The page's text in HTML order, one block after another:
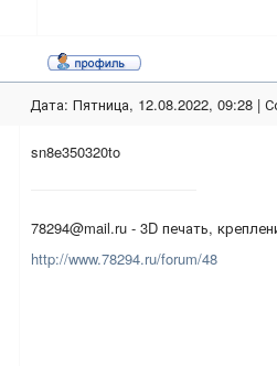
Дата: Пятница, 12.08.2022, 09:28 |
sn8e350320to
78294@mail.ru - 3D печать,
http://www.78294.ru/forum/48